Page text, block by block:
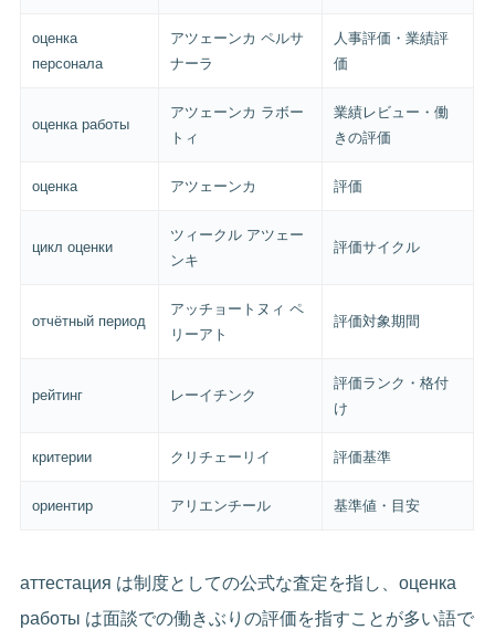
оценка
персонала
アツェーンカ ペルサ
ナーラ
人事評価・業績評
価
оценка работы
アツェーンカ ラボー
トィ
業績レビュー・働
きの評価
оценка アツェーンカ 評価
цикл оценки
ツィークル アツェー
ンキ
評価サイクル
отчётный период
アッチョートヌィ ペ
リーアト
評価対象期間
рейтинг レーイチンク
評価ランク・格付
け
критерии クリチェーリイ 評価基準
ориентир アリエンチール 基準値・目安
аттестация は制度としての公式な査定を指し、оценка
работы は面談での働きぶりの評価を指すことが多い語で